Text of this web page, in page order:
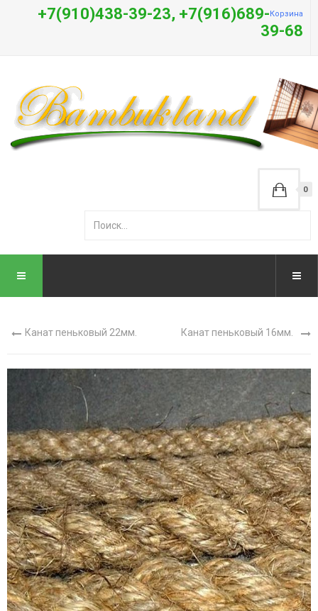
Корзина
+7(910)438-39-23, +7(916)689-
39-68
0
Канат пеньковый 22мм. Канат пеньковый 16мм.